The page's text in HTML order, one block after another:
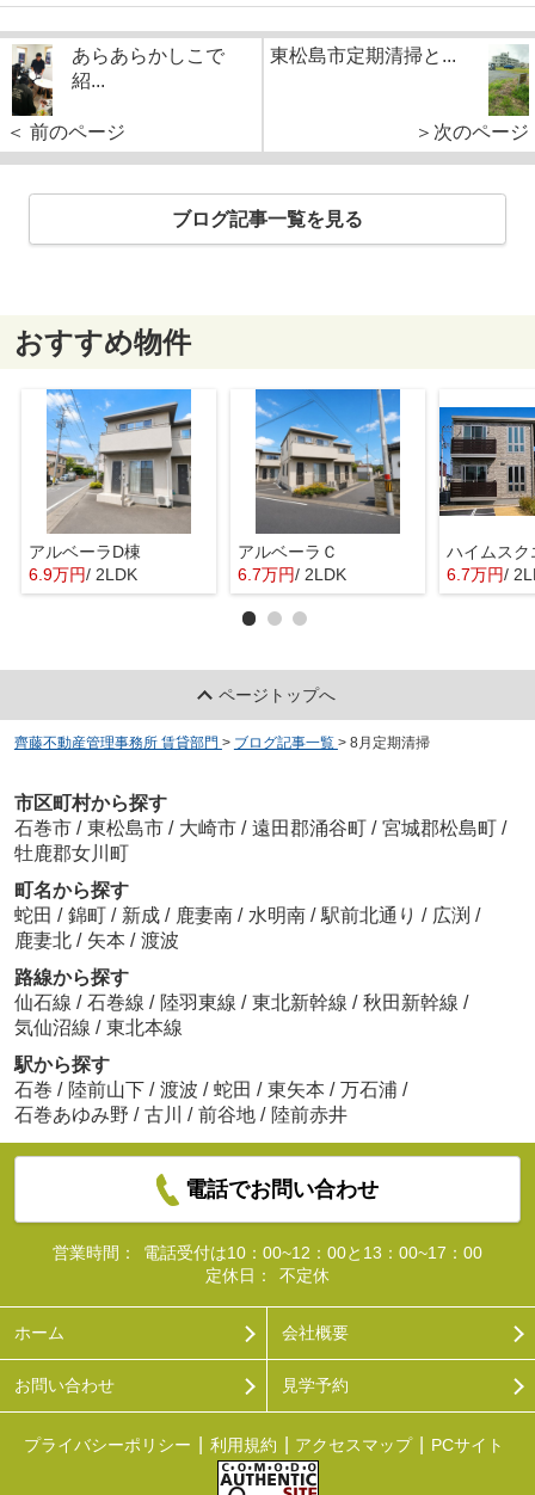
あらあらかしこで
紹...
＜ 前のページ
東松島市定期清掃と...
＞次のページ
ブログ記事一覧を見る
おすすめ物件
アルベーラD棟
6.9万円/ 2LDK
アルベーラＣ
6.7万円/ 2LDK 6.7万円/
ページトップへ
齊藤不動産管理事務所 賃貸部門 > ブログ記事一覧 > 8月定期清掃
市区町村から探す
石巻市 / 東松島市 / 大崎市 / 遠田郡涌谷町 / 宮城郡松島町 /
牡鹿郡女川町
町名から探す
蛇田 / 錦町 / 新成 / 鹿妻南 / 水明南 / 駅前北通り / 広渕 /
鹿妻北 / 矢本 / 渡波
路線から探す
仙石線 / 石巻線 / 陸羽東線 / 東北新幹線 / 秋田新幹線 /
気仙沼線 / 東北本線
駅から探す
石巻 / 陸前山下 / 渡波 / 蛇田 / 東矢本 / 万石浦 /
石巻あゆみ野 / 古川 / 前谷地 / 陸前赤井
電話でお問い合わせ
営業時間：
電話受付は10：00~12：00と13：00~17：00
定休日：
不定休
ホーム 会社概要
お問い合わせ 見学予約
プライバシーポリシー 利用規約 アクセスマップ PCサイト